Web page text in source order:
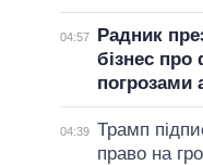
04:57
Радник
бізнес про
погрозами
04:39 Трамп
право на